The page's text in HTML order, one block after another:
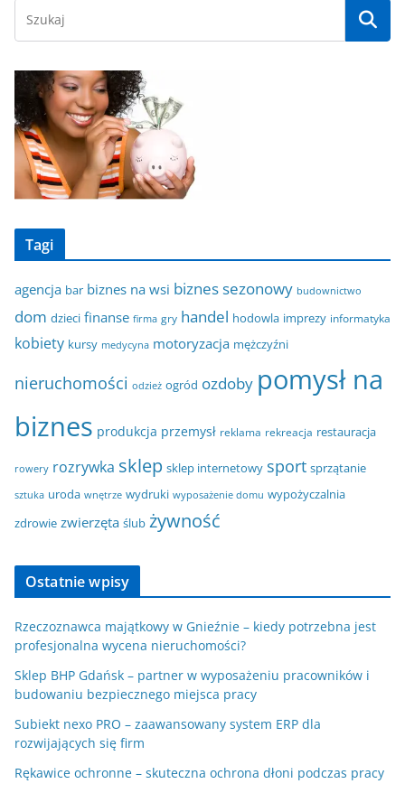
Tagi
agencja bar biznes na wsi biznes sezonowy budownictwo
dom dzieci finanse firma gry handel hodowla imprezy informatyka
kobiety kursy medycyna motoryzacja mężczyźni
nieruchomości odzież ogród ozdoby pomysł na
biznes produkcja przemysł reklama rekreacja restauracja
rowery rozrywka sklep sklep internetowy sport sprzątanie
sztuka uroda wnętrze wydruki wyposażenie domu wypożyczalnia
zdrowie zwierzęta ślub żywność
Ostatnie wpisy
Rzeczoznawca majątkowy w Gnieźnie – kiedy potrzebna jest
profesjonalna wycena nieruchomości?
Sklep BHP Gdańsk – partner w wyposażeniu pracowników i
budowaniu bezpiecznego miejsca pracy
Subiekt nexo PRO – zaawansowany system ERP dla
rozwijających się firm
Rękawice ochronne – skuteczna ochrona dłoni podczas pracy